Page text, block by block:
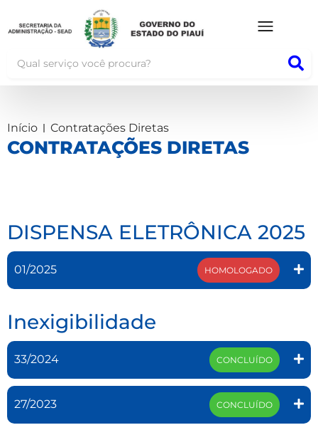
Início Contratações Diretas
CONTRATAÇÕES DIRETAS
DISPENSA ELETRÔNICA 2025
01/2025 HOMOLOGADO
Inexigibilidade
33/2024 CONCLUÍDO
27/2023 CONCLUÍDO